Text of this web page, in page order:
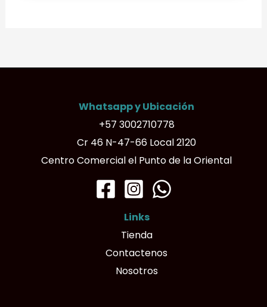
se
pueden
elegir
en
la
página
de
producto
Whatsapp y Ubicación
+57 3002710778
Cr 46 N-47-66 Local 2120
Centro Comercial el Punto de la Oriental
Links
Tienda
Contactenos
Nosotros